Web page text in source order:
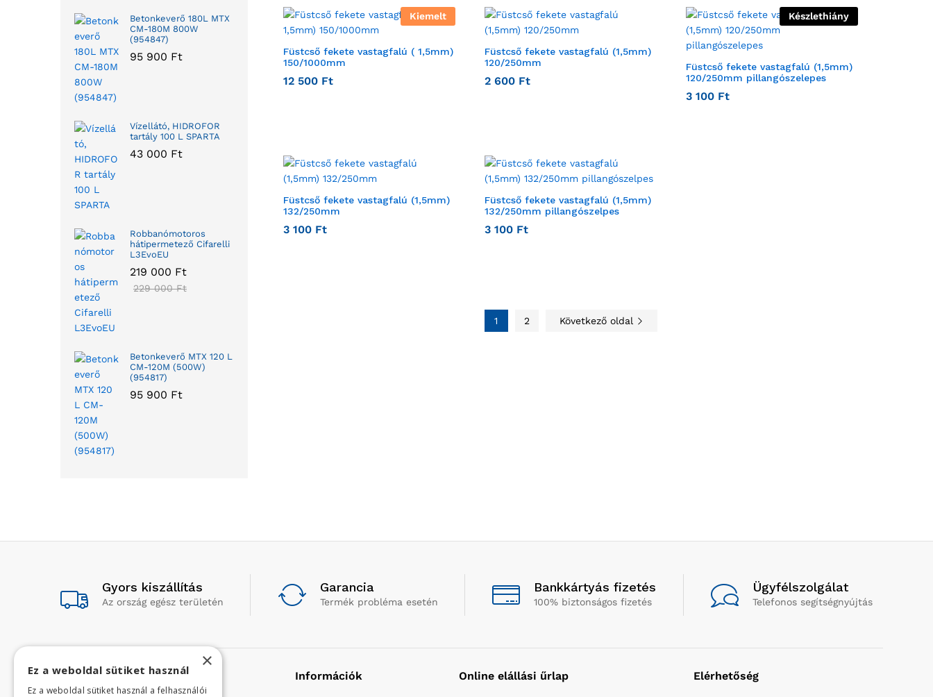
Kiemelt
Füstcső fekete vastagfalú ( 1,5mm)
150/1000mm
12 500 Ft
Füstcső fekete vastagfalú (1,5mm)
120/250mm
2 600 Ft
Készlethiány
Füstcső fekete vastagfalú (1,5mm)
120/250mm pillangószelepes
3 100 Ft
Füstcső fekete vastagfalú (1,5mm)
132/250mm
3 100 Ft
Füstcső fekete vastagfalú (1,5mm)
132/250mm pillangószelpes
3 100 Ft
1 2 Következő oldal
Betonkeverő 180L MTX
CM-180M 800W
(954847)
95 900 Ft
Vízellátó, HIDROFOR
tartály 100 L SPARTA
43 000 Ft
Robbanómotoros
hátipermetező Cifarelli
L3EvoEU
219 000 Ft
229 000Ft
Betonkeverő MTX 120 L
CM-120M (500W)
(954817)
95 900 Ft
Gyors kiszállítás
Az ország egész területén
Garancia
Termék probléma esetén
Bankkártyás fizetés
100% biztonságos fizetés
Ügyfélszolgálat
Telefonos segítségnyújtás
Rólunk Információk Online elállási űrlap Elérhetőség
×
Ez a weboldal sütiket használ
Ez a weboldal sütiket használ a felhasználói